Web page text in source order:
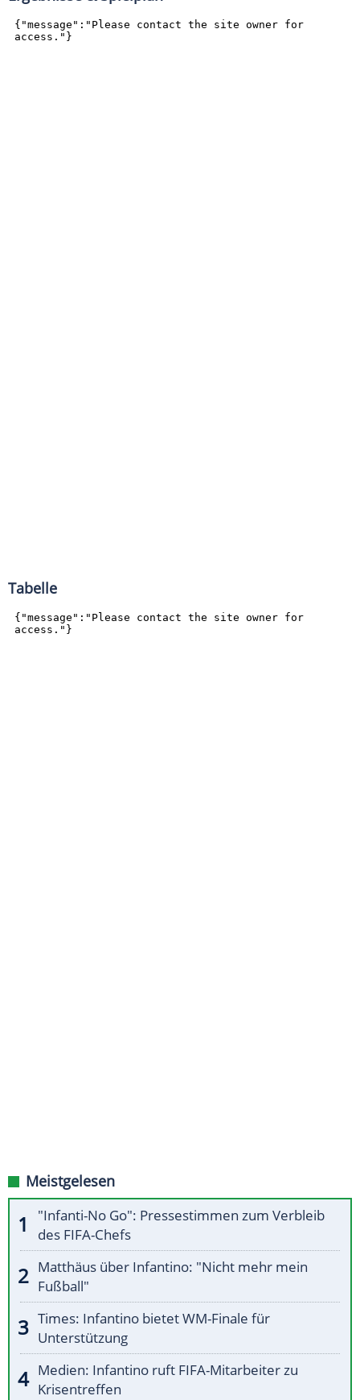
Tabelle
Meistgelesen
"Infanti-No Go": Pressestimmen zum Verbleib
des FIFA-Chefs
Matthäus über Infantino: "Nicht mehr mein
Fußball"
Times: Infantino bietet WM-Finale für
Unterstützung
Medien: Infantino ruft FIFA-Mitarbeiter zu
Krisentreffen